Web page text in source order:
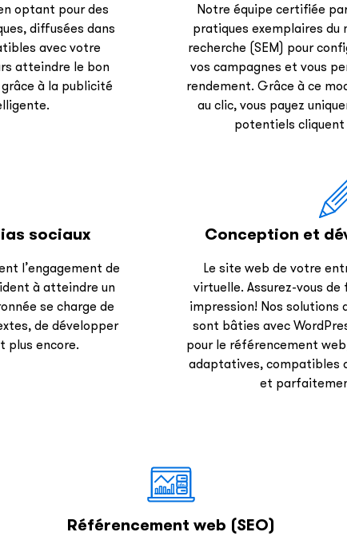
optant pour des
diffusées dans
avec votre
atteindre le bon
à la publicité
Notre équipe certifiée
pratiques exemplaires du
recherche (SEM) pour
vos campagnes et vous
rendement. Grâce à ce
au clic, vous payez
potentiels cliquent
sociaux
l’engagement de
à atteindre un
se charge de
de développer
plus encore.
Conception et
Le site web de votre
virtuelle. Assurez-vous
impression! Nos solutions
sont bâties avec
pour le référencement
adaptatives, compatibles
et
Référencement web (SEO)